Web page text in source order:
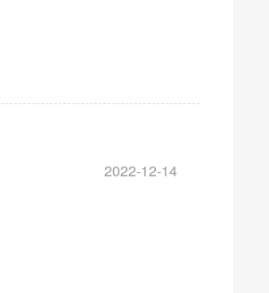
2022-12-14